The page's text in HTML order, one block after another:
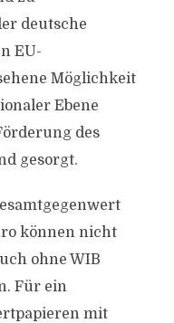
deutsche
EU-
Möglichkeit
Ebene
des
gesorgt.
können nicht
ohne WIB
Für ein
mit